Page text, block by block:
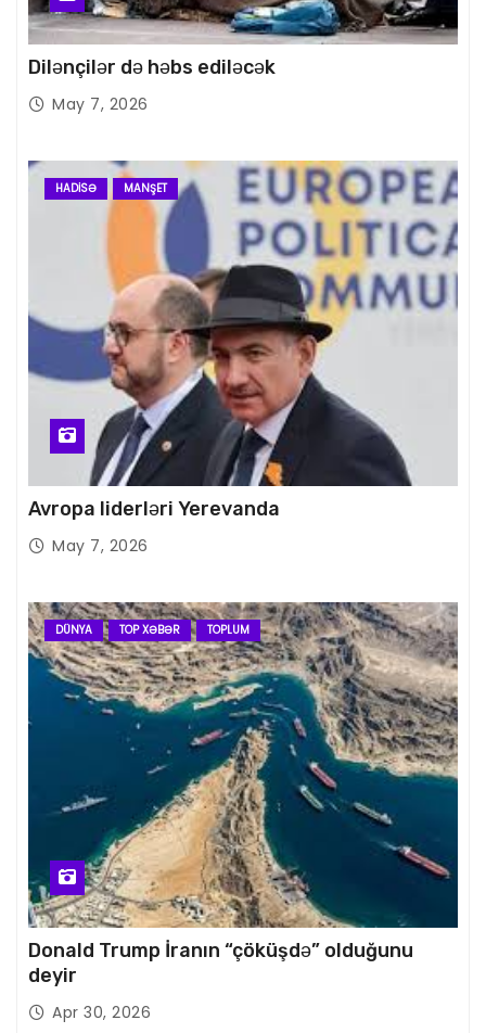
Dilənçilər də həbs ediləcək
May 7, 2026
HADISƏ MANŞET
Avropa liderləri Yerevanda
May 7, 2026
DÜNYA TOP XƏBƏR TOPLUM
Donald Trump İranın “çöküşdə” olduğunu
deyir
Apr 30, 2026